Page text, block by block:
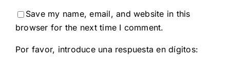
Save my name, email, and website in this
browser for the next time I comment.
Por favor, introduce una respuesta en dígitos: